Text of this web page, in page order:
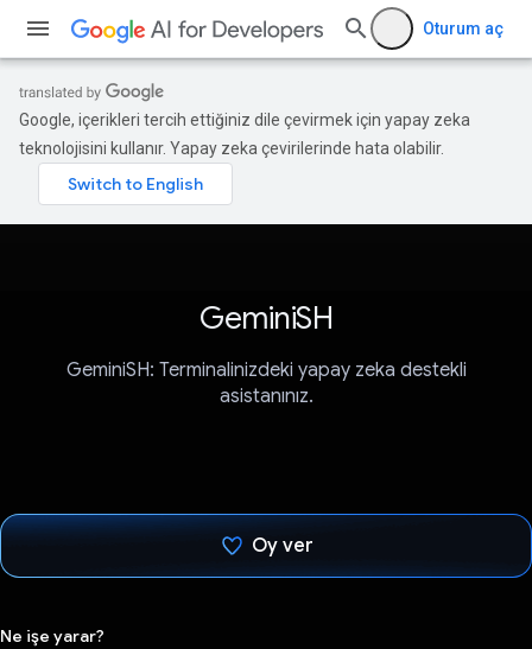
Oturum aç
Google, içerikleri tercih ettiğiniz dile çevirmek için yapay zeka
teknolojisini kullanır. Yapay zeka çevirilerinde hata olabilir.
GeminiSH
GeminiSH: Terminalinizdeki yapay zeka destekli
asistanınız.
Oy ver
Ne işe yarar?